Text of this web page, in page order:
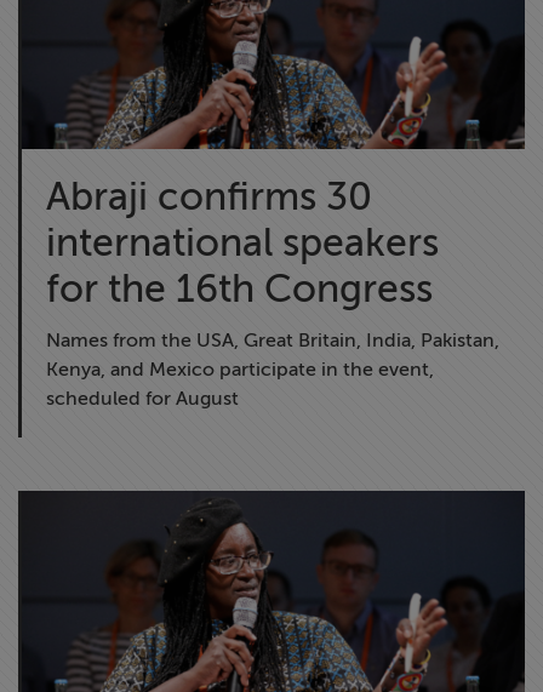
Abraji confirms 30
international speakers
for the 16th Congress
Names from the USA, Great Britain, India, Pakistan,
Kenya, and Mexico participate in the event,
scheduled for August